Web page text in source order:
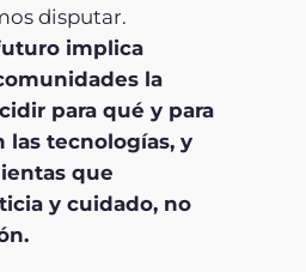
disputar.
implica
la
para qué y para
las tecnologías, y
que
y cuidado, no